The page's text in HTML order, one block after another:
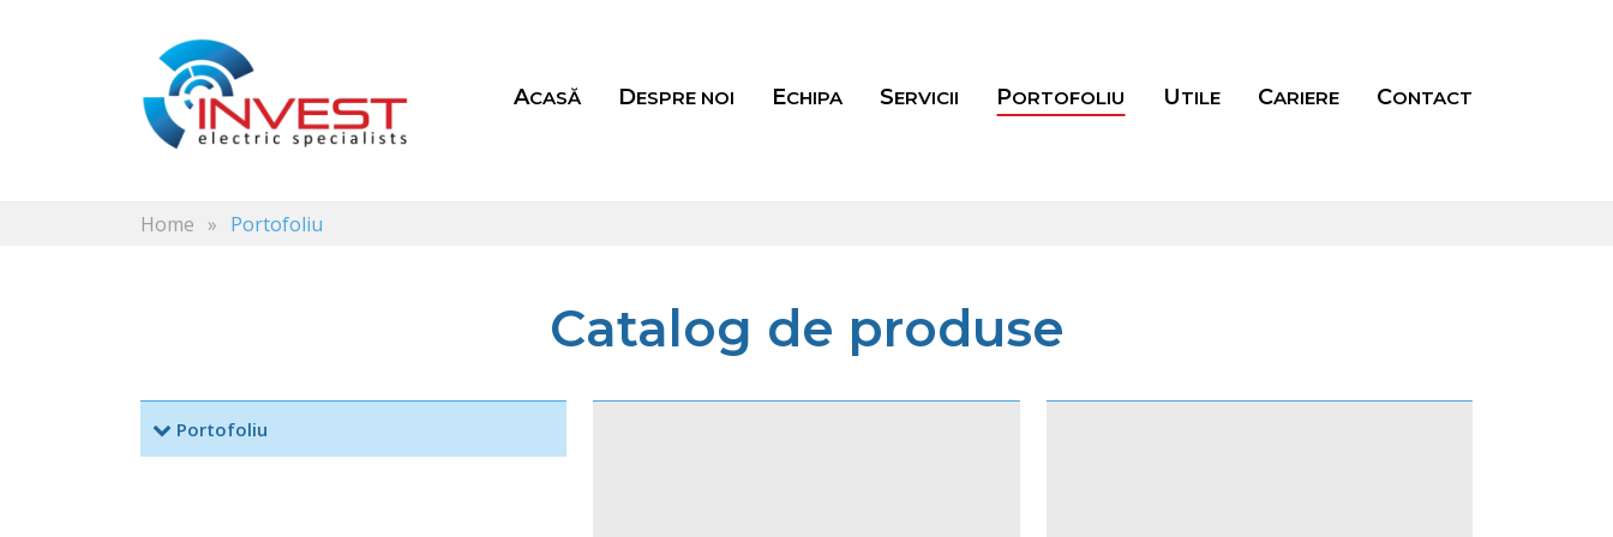
ACASĂ DESPRE NOI ECHIPA SERVICII PORTOFOLIU UTILE CARIERE CONTACT
Home » Portofoliu
Catalog de produse
Portofoliu